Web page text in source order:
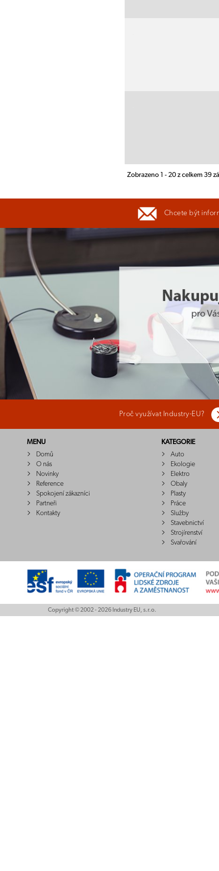
Zobrazeno 1 - 20 z celkem 39
Chcete být
Proč využívat Industry-EU?
MENU
Domů
O nás
Novinky
Reference
Spokojení zákazníci
Partneři
Kontakty
KATEGORIE
Auto
Ekologie
Elektro
Obaly
Plasty
Práce
Služby
Stavebnictví
Strojírenství
Svařování
Copyright © 2002 - 2026 Industry EU, s.r.o.